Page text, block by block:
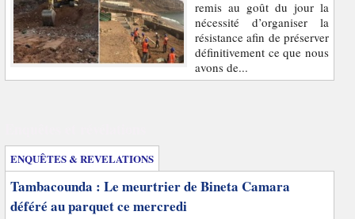
remis au goût du jour la
nécessité d’organiser la
résistance afin de préserver
définitivement ce que nous
avons de...
ENQUÊTES & REVELATIONS
Tambacounda : Le meurtrier de Bineta Camara
déféré au parquet ce mercredi